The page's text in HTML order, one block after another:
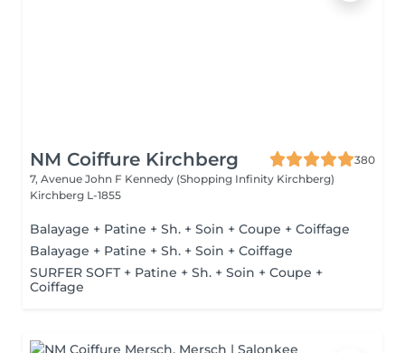
NM Coiffure Kirchberg
380
7, Avenue John F Kennedy (Shopping Infinity Kirchberg)
Kirchberg L-1855
Balayage + Patine + Sh. + Soin + Coupe + Coiffage
Balayage + Patine + Sh. + Soin + Coiffage
SURFER SOFT + Patine + Sh. + Soin + Coupe +
Coiffage